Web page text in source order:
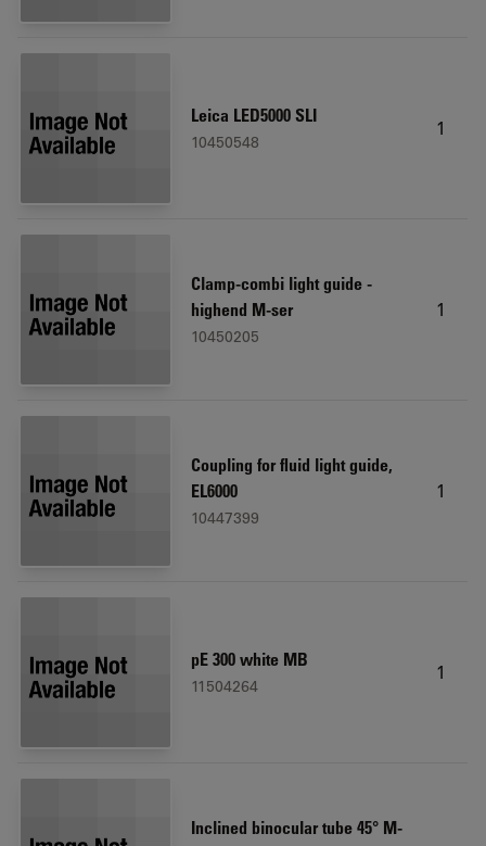
Leica LED5000 SLI
10450548
1
Clamp-combi light guide -
highend M-ser
10450205
1
Coupling for fluid light guide,
EL6000
10447399
1
pE 300 white MB
11504264
1
Inclined binocular tube 45° M-